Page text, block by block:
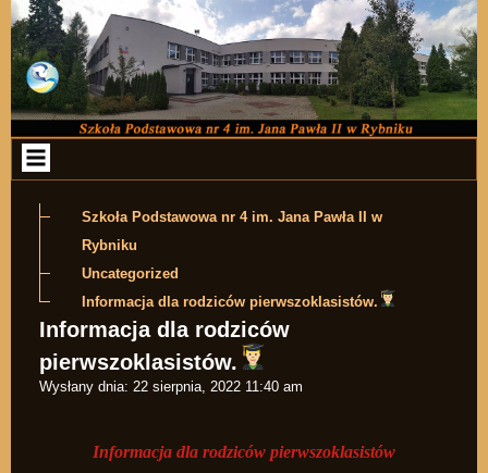
Przejdź do zawartości
Szkoła Podstawowa nr 4 im. Jana Pawła II w
Rybniku
Uncategorized
Informacja dla rodziców pierwszoklasistów.
Informacja dla rodziców
pierwszoklasistów.
Wysłany dnia: 22 sierpnia, 2022 11:40 am
Informacja dla rodziców pierwszoklasistów